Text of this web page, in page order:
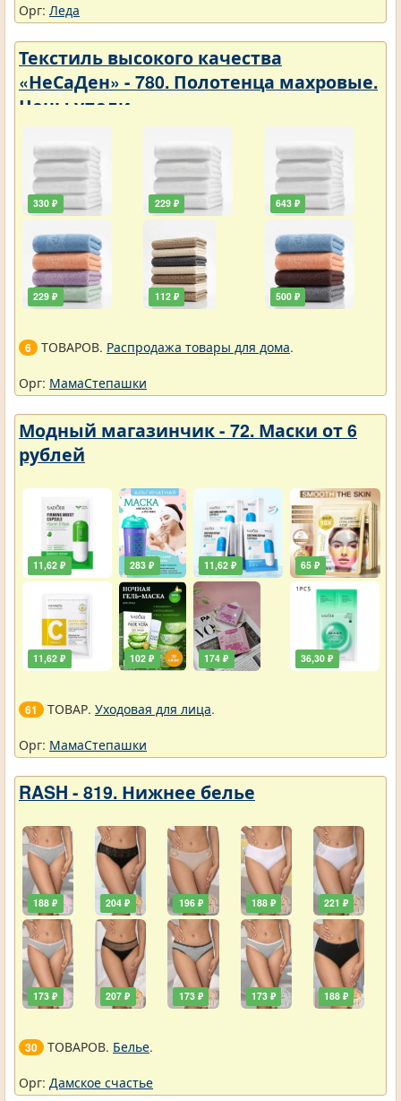
Орг: Леда
Текстиль высокого качества
«НеСаДен» - 780. Полотенца махровые.
Цены упали
330 ₽
229 ₽
229 ₽
112 ₽
643 ₽
500 ₽
6 ТОВАРОВ. Распродажа товары для дома.
Орг: МамаСтепашки
Модный магазинчик - 72. Маски от 6
рублей
11,62 ₽
11,62 ₽
283 ₽
102 ₽
11,62 ₽
174 ₽
65 ₽
36,30 ₽
61 ТОВАР. Уходовая для лица.
Орг: МамаСтепашки
RASH - 819. Нижнее белье
188 ₽
173 ₽
204 ₽
207 ₽
196 ₽
173 ₽
188 ₽
173 ₽
221 ₽
188 ₽
30 ТОВАРОВ. Белье.
Орг: Дамское счастье